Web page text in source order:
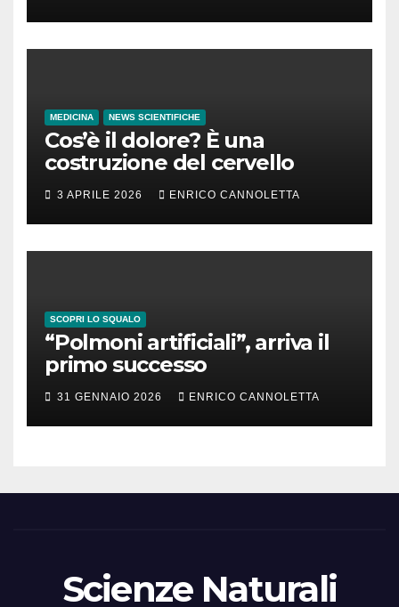
MEDICINA NEWS SCIENTIFICHE
Cos’è il dolore? È una
costruzione del cervello
3 APRILE 2026 ENRICO CANNOLETTA
SCOPRI LO SQUALO
“Polmoni artificiali”, arriva il
primo successo
31 GENNAIO 2026 ENRICO CANNOLETTA
Scienze Naturali